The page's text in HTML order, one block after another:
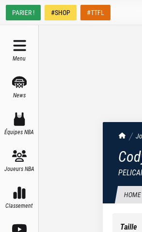
PARIER ! #SHOP #TTFL
Menu
News
Équipes NBA
Joueurs NBA
Classement
HOME
Taille